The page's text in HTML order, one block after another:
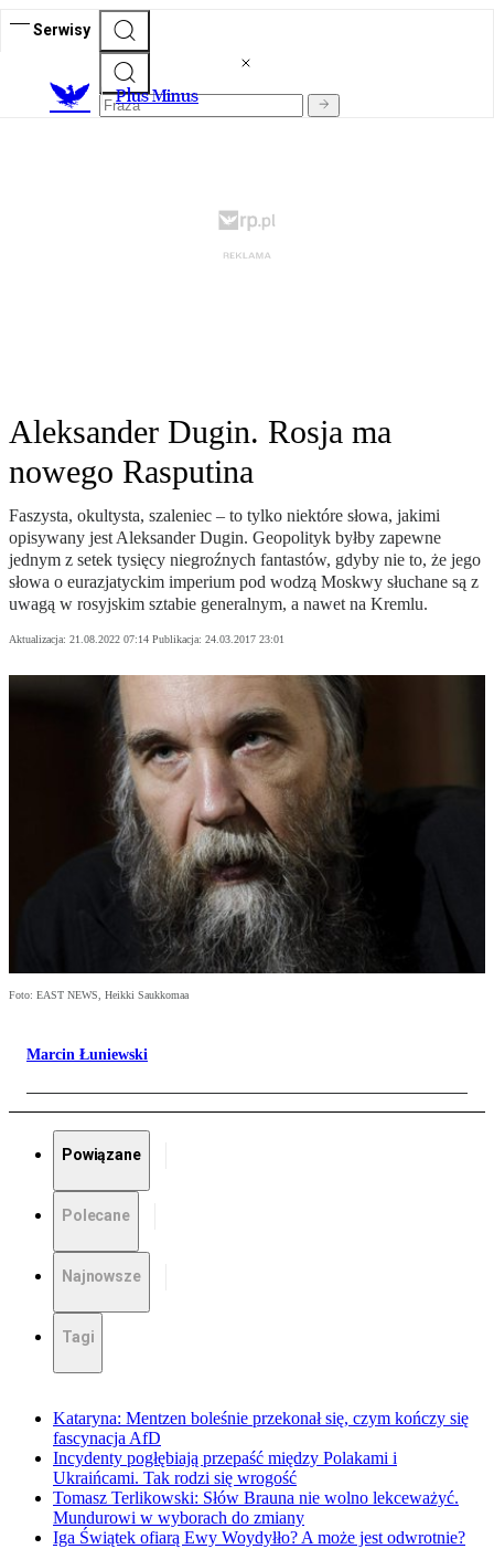
Serwisy
Plus Minus
Aleksander Dugin. Rosja ma
nowego Rasputina
Faszysta, okultysta, szaleniec – to tylko niektóre słowa, jakimi
opisywany jest Aleksander Dugin. Geopolityk byłby zapewne
jednym z setek tysięcy niegroźnych fantastów, gdyby nie to, że jego
słowa o eurazjatyckim imperium pod wodzą Moskwy słuchane są z
uwagą w rosyjskim sztabie generalnym, a nawet na Kremlu.
Aktualizacja: 21.08.2022 07:14 Publikacja: 24.03.2017 23:01
Foto: EAST NEWS, Heikki Saukkomaa
Marcin Łuniewski
Powiązane
Polecane
Najnowsze
Tagi
Kataryna: Mentzen boleśnie przekonał się, czym kończy się
fascynacja AfD
Incydenty pogłębiają przepaść między Polakami i
Ukraińcami. Tak rodzi się wrogość
Tomasz Terlikowski: Słów Brauna nie wolno lekceważyć.
Mundurowi w wyborach do zmiany
Iga Świątek ofiarą Ewy Woydyłło? A może jest odwrotnie?